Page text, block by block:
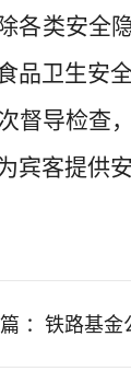
各类安全
品卫生安
督导检查
宾客提供
：铁路基